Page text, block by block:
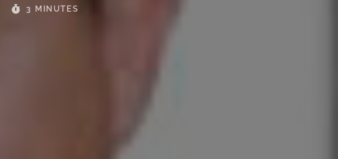
3 MINUTES